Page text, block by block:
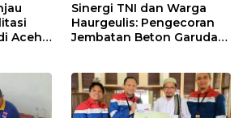
Aceh
Sinergi TNI dan Warga
Haurgeulis: Pengecoran
Jembatan Beton Garuda